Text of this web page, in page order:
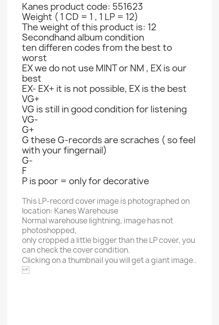
Kanes product code: 551623
Weight ( 1 CD = 1 , 1 LP = 12)
The weight of this product is: 12
Secondhand album condition
ten differen codes from the best to
worst
EX we do not use MINT or NM , EX is our
best
EX- EX+ it is not possible, EX is the best
VG+
VG is still in good condition for listening
VG-
G+
G these G-records are scraches ( so feel
with your fingernail)
G-
F
P is poor = only for decorative
This LP-record cover image is photographed on
location: Kanes Warehouse
Normal warehouse lightning, image has not
photoshopped,
only cropped a little bigger than the LP cover, you
can check the cover condition.
Clicking on a thumbnail you will get a giant image..